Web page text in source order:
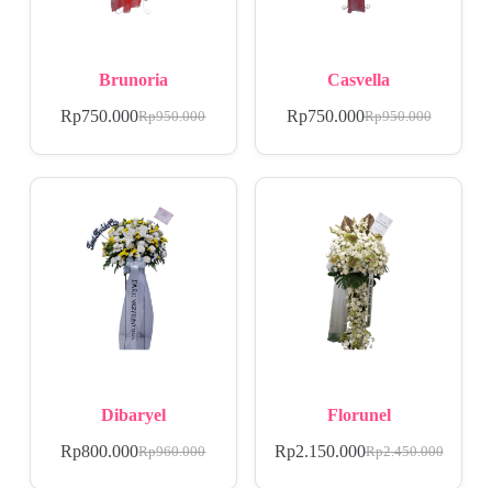
Brunoria
Rp950.000
Rp750.000
Casvella
Rp950.000
Rp750.000
Dibaryel
Rp960.000
Rp800.000
Florunel
Rp2.450.000
Rp2.150.000